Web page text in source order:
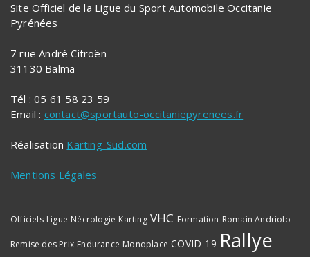
Site Officiel de la Ligue du Sport Automobile Occitanie
Pyrénées
7 rue André Citroën
31130 Balma
Tél : 05 61 58 23 59
Email : contact@sportauto-occitaniepyrenees.fr
Réalisation Karting-Sud.com
Mentions Légales
Officiels Ligue Nécrologie Karting VHC Formation Romain Andriolo
Remise des Prix Endurance Monoplace COVID-19 Rallye